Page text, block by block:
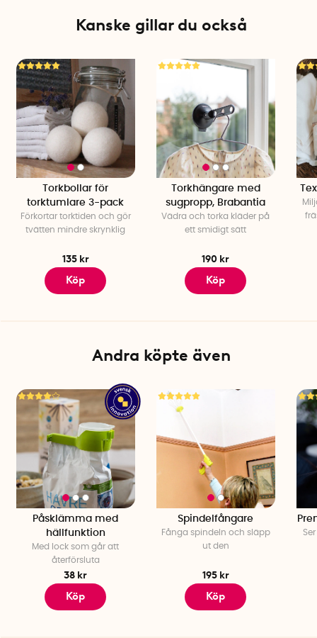
Kanske gillar du också
Torkbollar för
torktumlare 3-pack
Förkortar torktiden och gör
tvätten mindre skrynklig
135 kr
Köp
Torkhängare med
sugpropp, Brabantia
Vädra och torka kläder på
ett smidigt sätt
190 kr
Köp
Andra köpte även
Påsklämma med
hällfunktion
Med lock som går att
återförsluta
38 kr
Köp
Spindelfångare
Fånga spindeln och släpp
ut den
195 kr
Köp